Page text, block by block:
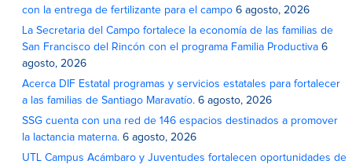
con la entrega de fertilizante para el campo 6 agosto, 2026
La Secretaria del Campo fortalece la economía de las familias de
San Francisco del Rincón con el programa Familia Productiva 6
agosto, 2026
Acerca DIF Estatal programas y servicios estatales para fortalecer
a las familias de Santiago Maravatío. 6 agosto, 2026
SSG cuenta con una red de 146 espacios destinados a promover
la lactancia materna. 6 agosto, 2026
UTL Campus Acámbaro y Juventudes fortalecen oportunidades de